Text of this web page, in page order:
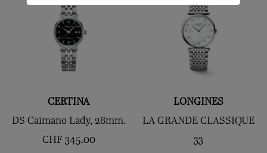
CERTINA
DS Caimano Lady, 28mm.
CHF 345.00
LONGINES
LA GRANDE CLASSIQUE
33